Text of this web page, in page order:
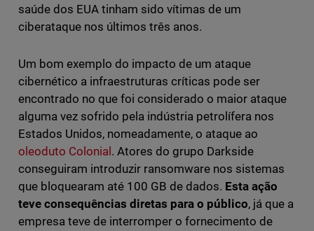
saúde dos EUA tinham sido vítimas de um
ciberataque nos últimos três anos.
Um bom exemplo do impacto de um ataque
cibernético a infraestruturas críticas pode ser
encontrado no que foi considerado o maior ataque
alguma vez sofrido pela indústria petrolífera nos
Estados Unidos, nomeadamente, o ataque ao
oleoduto Colonial . Atores do grupo Darkside
conseguiram introduzir ransomware nos sistemas
que bloquearam até 100 GB de dados. Esta ação
teve consequências diretas para o público, já que a
empresa teve de interromper o fornecimento de